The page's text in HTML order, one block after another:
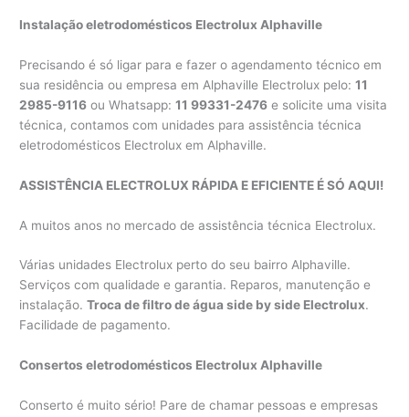
Instalação eletrodomésticos Electrolux Alphaville
Precisando é só ligar para e fazer o agendamento técnico em
sua residência ou empresa em Alphaville Electrolux pelo:11
2985-9116 ou Whatsapp:11 99331-2476 e solicite uma visita
técnica, contamos com unidades para assistência técnica
eletrodomésticos Electrolux em Alphaville.
ASSISTÊNCIA ELECTROLUX RÁPIDA E EFICIENTE É SÓ AQUI!
A muitos anos no mercado de assistência técnica Electrolux.
Várias unidades Electrolux perto do seu bairro Alphaville.
Serviços com qualidade e garantia. Reparos, manutenção e
instalação.Troca de filtro de água side by side Electrolux.
Facilidade de pagamento.
Consertos eletrodomésticos Electrolux Alphaville
Conserto é muito sério! Pare de chamar pessoas e empresas